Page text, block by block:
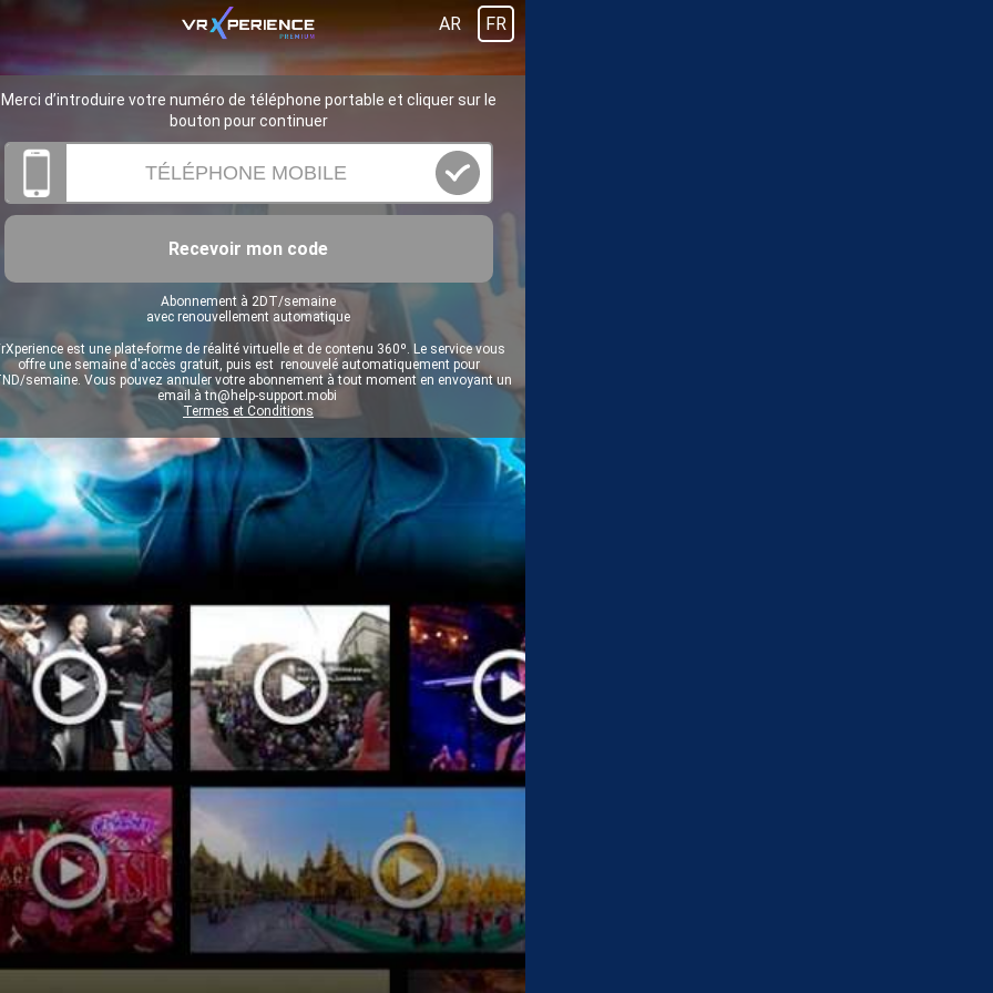
AR FR
Merci d’introduire votre numéro de téléphone portable et cliquer sur le
bouton pour continuer
Recevoir mon code
Abonnement à 2DT/semaine
avec renouvellement automatique
est une plate-forme de réalité virtuelle et de contenu 360º. Le service vous
offre une semaine d'accès gratuit, puis est renouvelé automatiquement pour
semaine. Vous pouvez annuler votre abonnement à tout moment en envoyant un
email àtn@help-support.mobi
Termes et Conditions